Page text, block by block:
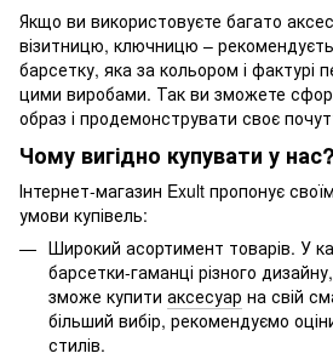
Якщо ви використовуєте багато
візитницю, ключницю –
барсетку, яка за кольором і фактурі
цими виробами. Так ви зможете
образ і продемонструвати своє
Чому вигідно купувати у нас?
Інтернет-магазин Exult пропонує
умови купівель:
Широкий асортимент товарів. У
барсетки-гаманці різного
зможе купити аксесуар на свій
більший вибір, рекомендуємо
стилів.